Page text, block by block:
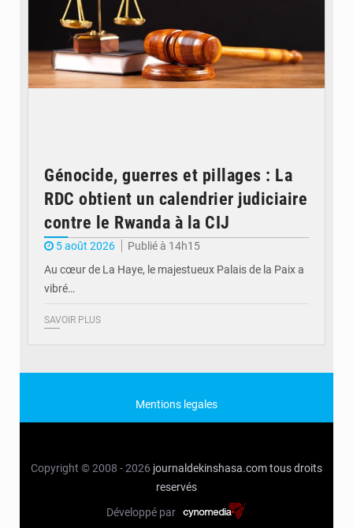
Génocide, guerres et pillages : La
RDC obtient un calendrier judiciaire
contre le Rwanda à la CIJ
5 août 2026
Publié à 14h15
Au cœur de La Haye, le majestueux Palais de la Paix a
vibré…
SAVOIR PLUS
Mentions legales
Copyright © 2008 - 2026 journaldekinshasa.comtous droits
reservés
Développé par